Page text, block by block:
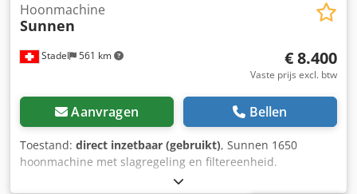
Stadel 561 km
Hoonmachine
Sunnen
€ 8.400
Vaste prijs excl. btw
Aanvragen Bellen
Toestand: direct inzetbaar (gebruikt), Sunnen 1650
hoonmachine met slagregeling en filtereenheid.
Gereedschap kan worden samengesteld volgens de eisen